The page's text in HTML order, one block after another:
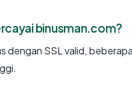
binusman.com?
dengan SSL valid,